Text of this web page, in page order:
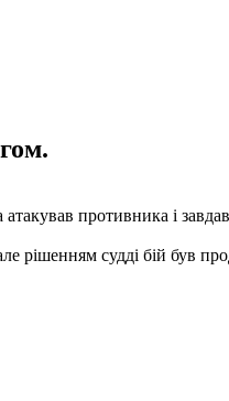
противника і
рішенням судді бій був